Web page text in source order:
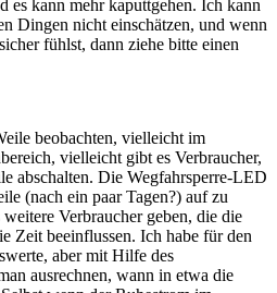
es kann mehr kaputtgehen. Ich kann
Dingen nicht einschätzen, und wenn
fühlst, dann ziehe bitte einen
beobachten, vielleicht im
vielleicht gibt es Verbraucher,
abschalten. Die Wegfahrsperre-LED
(nach ein paar Tagen?) auf zu
Verbraucher geben, die die
Zeit beeinflussen. Ich habe für den
aber mit Hilfe des
ausrechnen, wann in etwa die